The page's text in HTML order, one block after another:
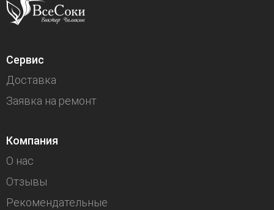
Сервис
Доставка
Заявка на ремонт
Компания
О нас
Отзывы
Рекомендательные